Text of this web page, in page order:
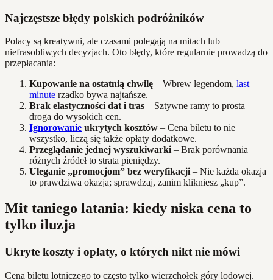
Najczęstsze błędy polskich podróżników
Polacy są kreatywni, ale czasami polegają na mitach lub
niefrasobliwych decyzjach. Oto błędy, które regularnie prowadzą do
przepłacania:
Kupowanie na ostatnią chwilę – Wbrew legendom, last
minute rzadko bywa najtańsze.
Brak elastyczności dat i tras – Sztywne ramy to prosta
droga do wysokich cen.
Ignorowanie ukrytych kosztów – Cena biletu to nie
wszystko, liczą się także opłaty dodatkowe.
Przeglądanie jednej wyszukiwarki – Brak porównania
różnych źródeł to strata pieniędzy.
Uleganie „promocjom” bez weryfikacji – Nie każda okazja
to prawdziwa okazja; sprawdzaj, zanim klikniesz „kup”.
Mit taniego latania: kiedy niska cena to
tylko iluzja
Ukryte koszty i opłaty, o których nikt nie mówi
Cena biletu lotniczego to często tylko wierzchołek góry lodowej.